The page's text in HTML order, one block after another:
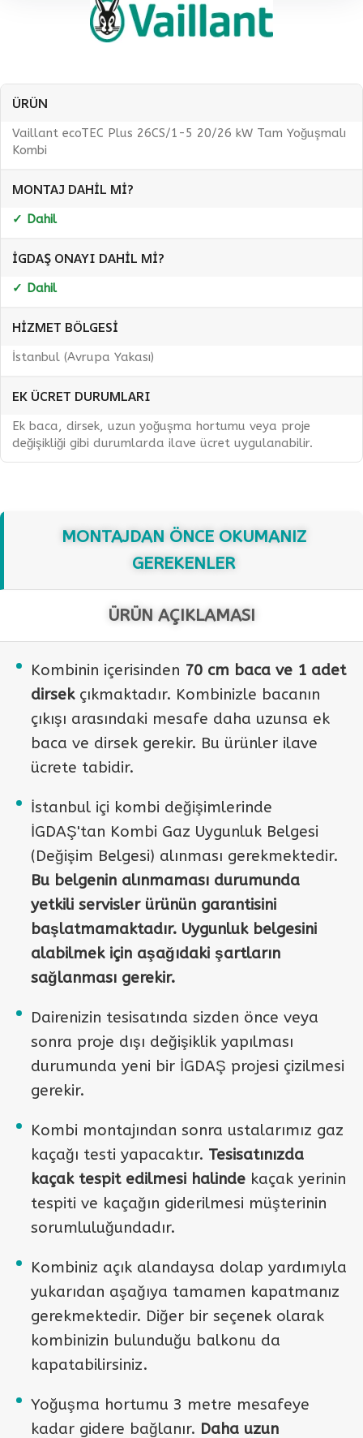
ÜRÜN
Vaillant ecoTEC Plus 26CS/1-5 20/26 kW Tam Yoğuşmalı
Kombi
MONTAJ DAHIL MI?
✓ Dahil
İGDAŞ ONAYI DAHIL MI?
✓ Dahil
HIZMET BÖLGESI
İstanbul (Avrupa Yakası)
EK ÜCRET DURUMLARI
Ek baca, dirsek, uzun yoğuşma hortumu veya proje
değişikliği gibi durumlarda ilave ücret uygulanabilir.
MONTAJDAN ÖNCE OKUMANIZ
GEREKENLER
ÜRÜN AÇIKLAMASI
Kombinin içerisinden 70 cm baca ve 1 adet
dirsekçıkmaktadır. Kombinizle bacanın
çıkışı arasındaki mesafe daha uzunsa ek
baca ve dirsek gerekir. Bu ürünler ilave
ücrete tabidir.
İstanbul içi kombi değişimlerinde
İGDAŞ'tan Kombi Gaz Uygunluk Belgesi
(Değişim Belgesi) alınması gerekmektedir.
Bu belgenin alınmaması durumunda
yetkili servisler ürünün garantisini
başlatmamaktadır. Uygunluk belgesini
alabilmek için aşağıdaki şartların
sağlanması gerekir.
Dairenizin tesisatında sizden önce veya
sonra proje dışı değişiklik yapılması
durumunda yeni bir İGDAŞ projesi çizilmesi
gerekir.
Kombi montajından sonra ustalarımız gaz
kaçağı testi yapacaktır. Tesisatınızda
kaçak tespit edilmesi halinde kaçak yerinin
tespiti ve kaçağın giderilmesi müşterinin
sorumluluğundadır.
Kombiniz açık alandaysa dolap yardımıyla
yukarıdan aşağıya tamamen kapatmanız
gerekmektedir. Diğer bir seçenek olarak
kombinizin bulunduğu balkonu da
kapatabilirsiniz.
Yoğuşma hortumu 3 metre mesafeye
kadar gidere bağlanır. Daha uzun